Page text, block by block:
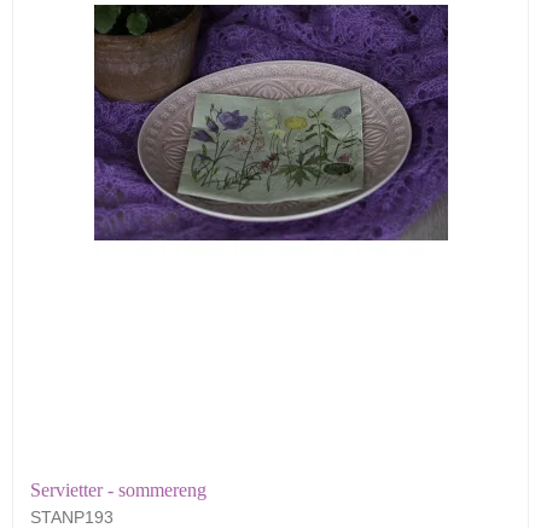
Servietter - sommereng
STANP193